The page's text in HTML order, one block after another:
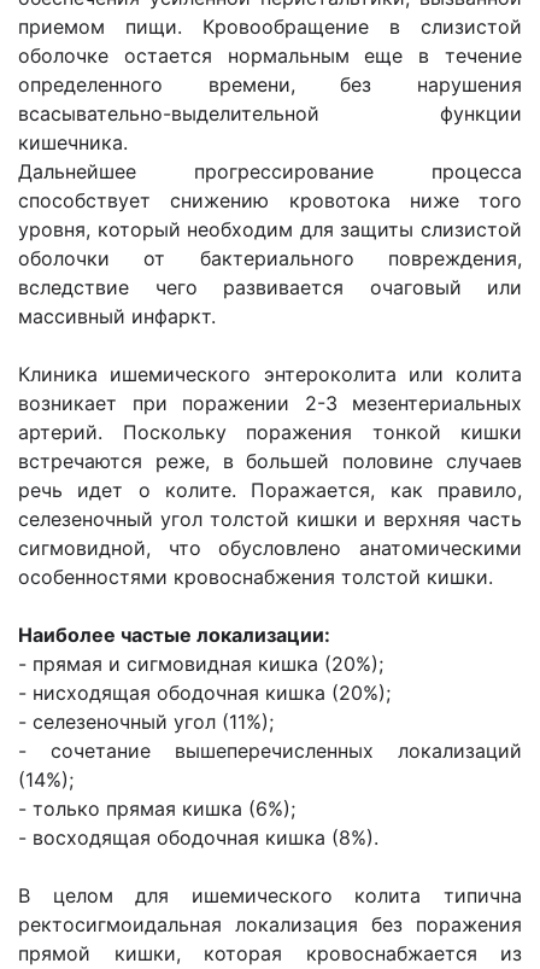
приемом пищи. Кровообращение в слизистой
оболочке остается нормальным еще в течение
определенного времени, без нарушения
всасывательно-выделительной функции
кишечника.
Дальнейшее прогрессирование процесса
способствует снижению кровотока ниже того
уровня, который необходим для защиты слизистой
оболочки от бактериального повреждения,
вследствие чего развивается очаговый или
массивный инфаркт.
Клиника ишемического энтероколита или колита
возникает при поражении 2-3 мезентериальных
артерий. Поскольку поражения тонкой кишки
встречаются реже, в большей половине случаев
речь идет о колите. Поражается, как правило,
селезеночный угол толстой кишки и верхняя часть
сигмовидной, что обусловлено анатомическими
особенностями кровоснабжения толстой кишки.
Наиболее частые локализации:
- прямая и сигмовидная кишка (20%);
- нисходящая ободочная кишка (20%);
- селезеночный угол (11%);
- сочетание вышеперечисленных локализаций
(14%);
- только прямая кишка (6%);
- восходящая ободочная кишка (8%).
В целом для ишемического колита типична
ректосигмоидальная локализация без поражения
прямой кишки, которая кровоснабжается из